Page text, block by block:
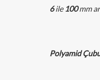
6ile 100mm
Polyamid